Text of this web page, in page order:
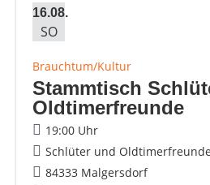
16.08.
SO
Brauchtum/Kultur
Stammtisch
Oldtimerfreunde
19:00 Uhr
Schlüter und
84333 Malgersdorf